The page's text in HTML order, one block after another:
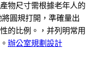
物尺寸需根據老年人的
圓規打開，準確量出
的比例。，并列明常用
辦公室規劃設計